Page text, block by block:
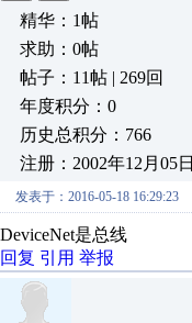
精华：1帖
求助：0帖
帖子：11帖 | 269回
年度积分：0
历史总积分：766
注册：2002年12月05日
发表于：2016-05-18 16:29:23
DeviceNet是总线
回复 引用 举报